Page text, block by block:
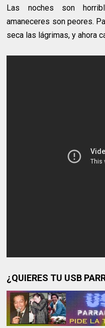
Las noches son
amaneceres son peores.
seca las lágrimas, y ahora
¿QUIERES TU USB